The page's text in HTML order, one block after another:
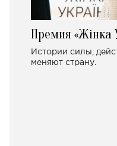
Премия «Жінка
Истории силы,
меняют страну.